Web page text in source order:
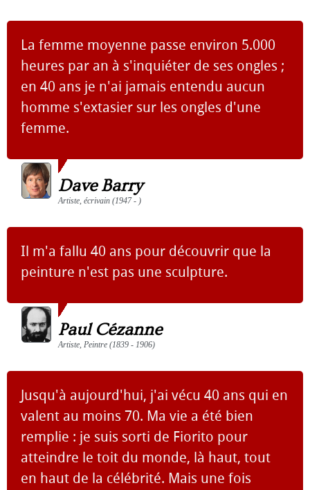
La femme moyenne passe environ 5.000
heures par an à s'inquiéter de ses ongles ;
en 40 ans je n'ai jamais entendu aucun
homme s'extasier sur les ongles d'une
femme.
Dave Barry
Artiste, écrivain (1947 - )
Il m'a fallu 40 ans pour découvrir que la
peinture n'est pas une sculpture.
Paul Cézanne
Artiste, Peintre (1839 - 1906)
Jusqu'à aujourd'hui, j'ai vécu 40 ans qui en
valent au moins 70. Ma vie a été bien
remplie : je suis sorti de Fiorito pour
atteindre le toit du monde, là haut, tout
en haut de la célébrité. Mais une fois